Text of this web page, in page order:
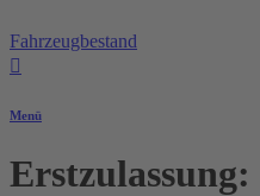
Inhalt
springen
Fahrzeugbestand
Menü
Erstzulassung: